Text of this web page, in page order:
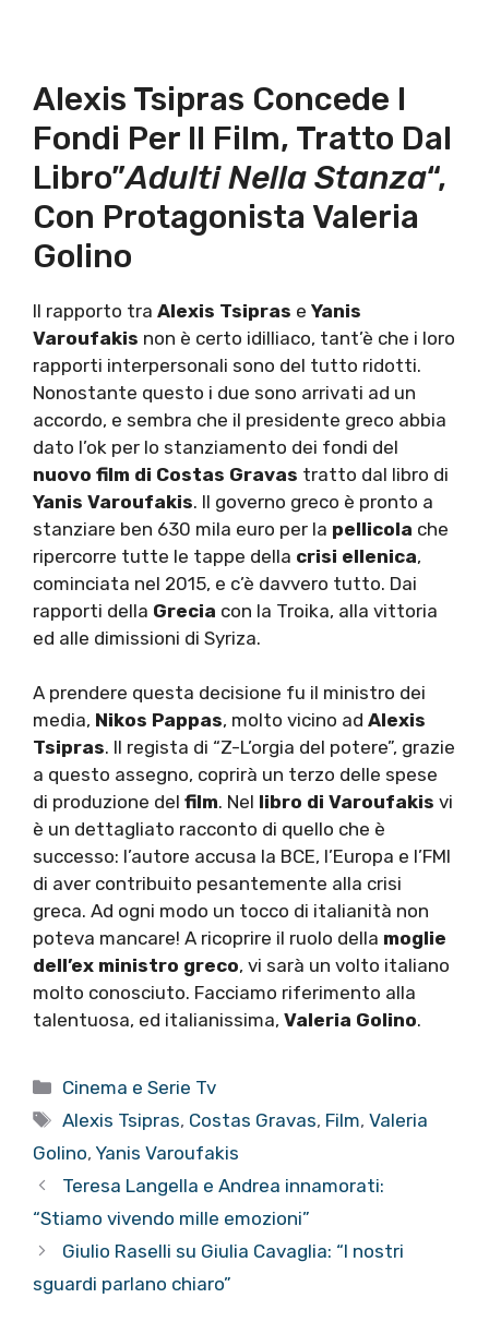
Alexis Tsipras Concede I
Fondi Per Il Film, Tratto Dal
Libro”Adulti Nella Stanza“,
Con Protagonista Valeria
Golino
Il rapporto tra Alexis Tsipras e Yanis
Varoufakis non è certo idilliaco, tant’è che i loro
rapporti interpersonali sono del tutto ridotti.
Nonostante questo i due sono arrivati ad un
accordo, e sembra che il presidente greco abbia
dato l’ok per lo stanziamento dei fondi del
nuovo film di Costas Gravas tratto dal libro di
Yanis Varoufakis. Il governo greco è pronto a
stanziare ben 630 mila euro per la pellicola che
ripercorre tutte le tappe della crisi ellenica,
cominciata nel 2015, e c’è davvero tutto. Dai
rapporti della Grecia con la Troika, alla vittoria
ed alle dimissioni di Syriza.
A prendere questa decisione fu il ministro dei
media, Nikos Pappas, molto vicino ad Alexis
Tsipras. Il regista di “Z-L’orgia del potere”, grazie
a questo assegno, coprirà un terzo delle spese
di produzione del film. Nel libro di Varoufakis vi
è un dettagliato racconto di quello che è
successo: l’autore accusa la BCE, l’Europa e l’FMI
di aver contribuito pesantemente alla crisi
greca. Ad ogni modo un tocco di italianità non
poteva mancare! A ricoprire il ruolo della moglie
dell’ex ministro greco, vi sarà un volto italiano
molto conosciuto. Facciamo riferimento alla
talentuosa, ed italianissima, Valeria Golino.
Categorie
Cinema e Serie Tv
Tag
Alexis Tsipras, Costas Gravas, Film,Valeria
Golino, Yanis Varoufakis
Teresa Langella e Andrea innamorati:
“Stiamo vivendo mille emozioni”
Giulio Raselli su Giulia Cavaglia: “I nostri
sguardi parlano chiaro”